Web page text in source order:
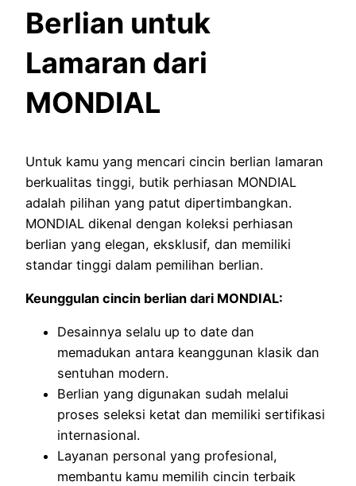
Berlian untuk
Lamaran dari
MONDIAL
Untuk kamu yang mencari cincin berlian lamaran
berkualitas tinggi, butik perhiasan MONDIAL
adalah pilihan yang patut dipertimbangkan.
MONDIAL dikenal dengan koleksi perhiasan
berlian yang elegan, eksklusif, dan memiliki
standar tinggi dalam pemilihan berlian.
Keunggulan cincin berlian dari MONDIAL:
Desainnya selalu up to date dan
memadukan antara keanggunan klasik dan
sentuhan modern.
Berlian yang digunakan sudah melalui
proses seleksi ketat dan memiliki sertifikasi
internasional.
Layanan personal yang profesional,
membantu kamu memilih cincin terbaik